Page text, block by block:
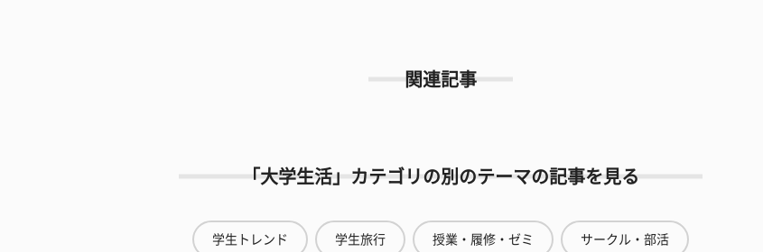
関連記事
「大学生活」カテゴリの別のテーマの記事を見る
学生トレンド 学生旅行 授業・履修・ゼミ サークル・部活